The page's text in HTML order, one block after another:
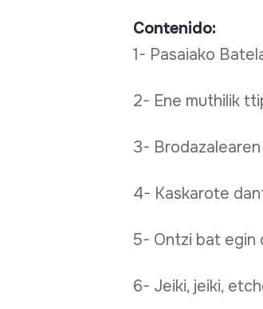
Contenido:
1- Pasaiako
2- Ene muthilik
3-
4- Kaskarote
5- Ontzi bat egin
6- Jeiki, jeiki,